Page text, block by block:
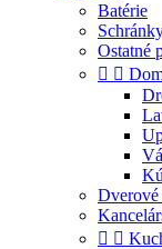
Batérie
Ostatné
 
Dverové
 